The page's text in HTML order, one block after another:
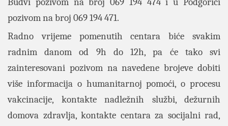
pozivom na broj 069 194 471.
Radno vrijeme pomenutih centara biće svakim
radnim danom od 9h do 12h, pa će tako svi
zainteresovani pozivom na navedene brojeve dobiti
više informacija o humanitarnoj pomoći, o procesu
vakcinacije, kontakte nadležnih službi, dežurnih
domova zdravlja, kontakte centara za socijalni rad,